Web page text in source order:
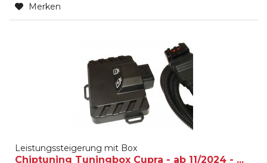
Merken
Leistungssteigerung mit Box
Chiptuning Tuningbox Cupra - ab 11/2024 - ...